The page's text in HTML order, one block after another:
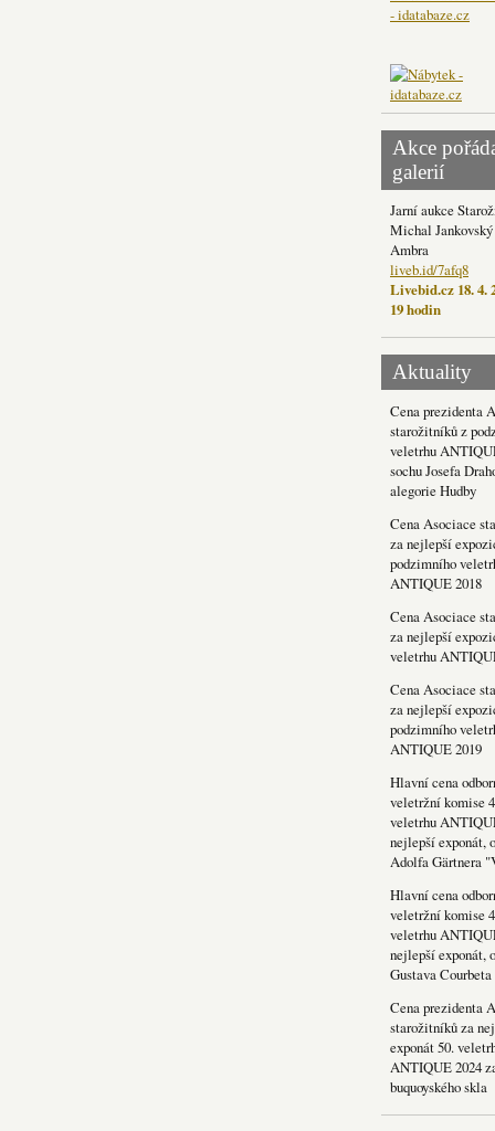
Akce
galerií
Jarní aukce
Michal
Ambra
liveb.id/7afq8
Livebid.cz 18. 4.
19 hodin
Aktuality
Cena prezidenta
starožitníků z
veletrhu
sochu Josefa
alegorie Hudby
Cena Asociace
za nejlepší
podzimního
ANTIQUE 2018
Cena Asociace
za nejlepší
veletrhu
Cena Asociace
za nejlepší
podzimního
ANTIQUE 2019
Hlavní cena
veletržní komise
veletrhu
nejlepší exponát,
Adolfa Gärtnera
Hlavní cena
veletržní komise
veletrhu
nejlepší exponát,
Gustava
Cena prezidenta
starožitníků za
exponát 50.
ANTIQUE 2024
buquoyského skla